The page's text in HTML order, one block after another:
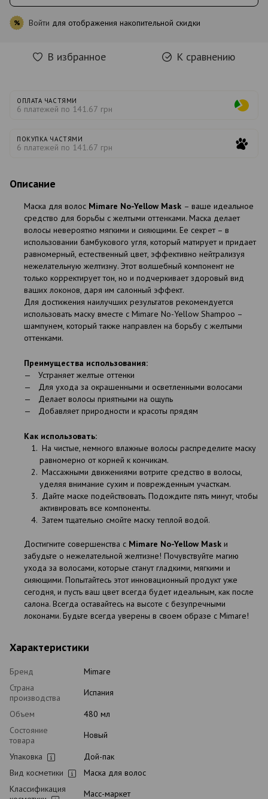
% Войти для отображения накопительной скидки
В избранное К сравнению
ОПЛАТА ЧАСТЯМИ
6 платежей по 141.67 грн
ПОКУПКА ЧАСТЯМИ
6 платежей по 141.67 грн
Описание
Маска для волос Mimare No-Yellow Mask – ваше идеальное
средство для борьбы с желтыми оттенками. Маска делает
волосы невероятно мягкими и сияющими. Ее секрет – в
использовании бамбукового угля, который матирует и придает
равномерный, естественный цвет, эффективно нейтрализуя
нежелательную желтизну. Этот волшебный компонент не
только корректирует тон, но и подчеркивает здоровый вид
ваших локонов, даря им салонный эффект.
Для достижения наилучших результатов рекомендуется
использовать маску вместе с Mimare No-Yellow Shampoo –
шампунем, который также направлен на борьбу с желтыми
оттенками.
Преимущества использования:
Устраняет желтые оттенки
Для ухода за окрашенными и осветленными волосами
Делает волосы приятными на ощупь
Добавляет природности и красоты прядям
Как использовать:
На чистые, немного влажные волосы распределите маску
равномерно от корней к кончикам.
Массажными движениями вотрите средство в волосы,
уделяя внимание сухим и поврежденным участкам.
Дайте маске подействовать. Подождите пять минут, чтобы
активировать все компоненты.
Затем тщательно смойте маску теплой водой.
Достигните совершенства с Mimare No-Yellow Mask и
забудьте о нежелательной желтизне! Почувствуйте магию
ухода за волосами, которые станут гладкими, мягкими и
сияющими. Попытайтесь этот инновационный продукт уже
сегодня, и пусть ваш цвет всегда будет идеальным, как после
салона. Всегда оставайтесь на высоте с безупречными
локонами. Будьте всегда уверены в своем образе с Mimare!
Характеристики
Бренд
Mimare
Страна
производства
Испания
Объем
480 мл
Состояние
товара
Новый
Упаковка
Дой-пак
Вид косметики
Маска для волос
Классификация
Масс-маркет